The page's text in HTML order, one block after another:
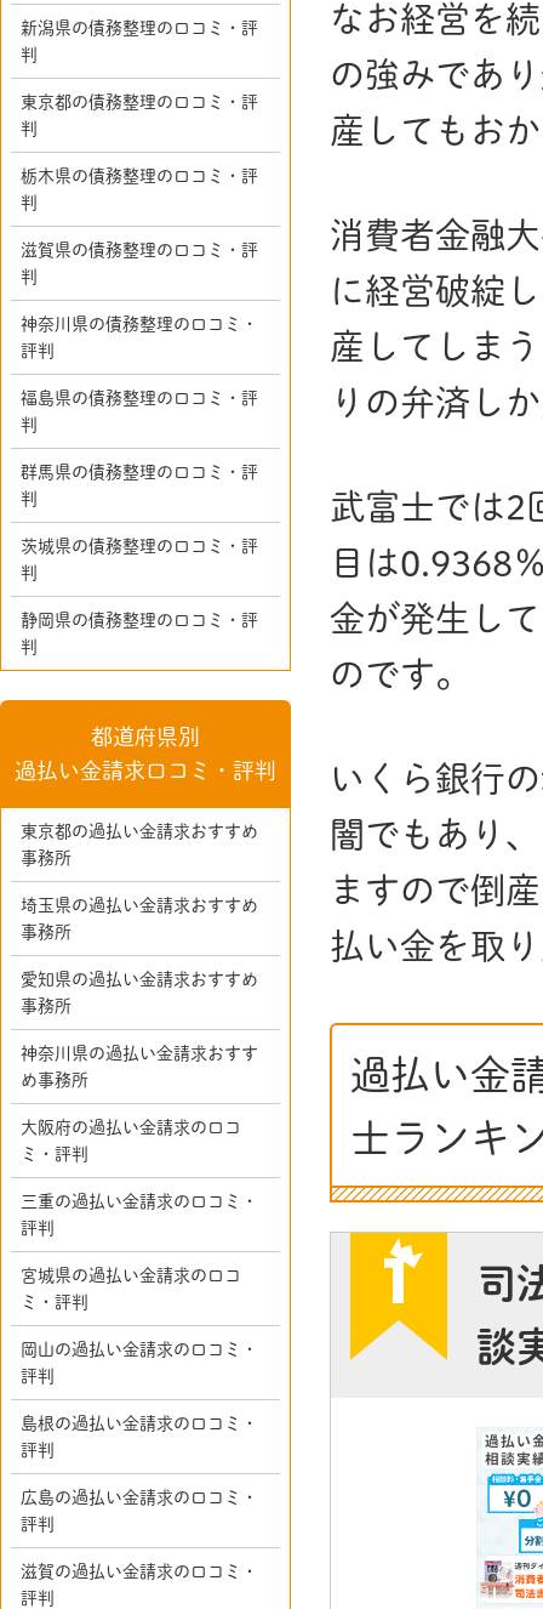
なお経営を
の強みであ
産してもお
消費者金融
に経営破綻
産してしま
りの弁済し
武富士では2
目は0.9368
金が発生し
のです。
いくら銀行
闇でもあり
ますので倒
払い金を取
過払い金
士ランキ
司
談
新潟県の債務整理の口コミ・評
判
東京都の債務整理の口コミ・評
判
栃木県の債務整理の口コミ・評
判
滋賀県の債務整理の口コミ・評
判
神奈川県の債務整理の口コミ・
評判
福島県の債務整理の口コミ・評
判
群馬県の債務整理の口コミ・評
判
茨城県の債務整理の口コミ・評
判
静岡県の債務整理の口コミ・評
判
都道府県別
過払い金請求口コミ・評判
東京都の過払い金請求おすすめ
事務所
埼玉県の過払い金請求おすすめ
事務所
愛知県の過払い金請求おすすめ
事務所
神奈川県の過払い金請求おすす
め事務所
大阪府の過払い金請求の口コ
ミ・評判
三重の過払い金請求の口コミ・
評判
宮城県の過払い金請求の口コ
ミ・評判
岡山の過払い金請求の口コミ・
評判
島根の過払い金請求の口コミ・
評判
広島の過払い金請求の口コミ・
評判
滋賀の過払い金請求の口コミ・
評判